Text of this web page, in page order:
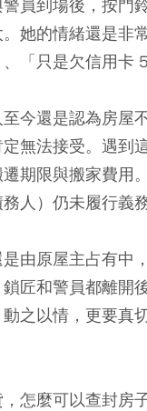
員到場後，按門
她的情緒還是
「只是欠信用卡
今還是認為房屋
無法接受。遇到
期限與搬家費用
人）仍未履行義
由原屋主占有中
匠和警員都離開
之以情，更要真
怎麼可以查封